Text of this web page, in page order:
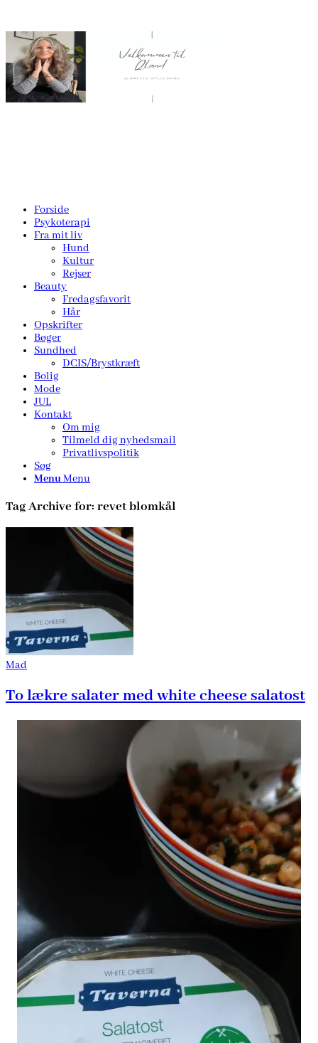
Forside
Psykoterapi
Fra mit liv
Hund
Kultur
Rejser
Beauty
Fredagsfavorit
Hår
Opskrifter
Bøger
Sundhed
DCIS/Brystkræft
Bolig
Mode
JUL
Kontakt
Om mig
Tilmeld dig nyhedsmail
Privatlivspolitik
Søg
MenuMenu
Tag Archive for: revet blomkål
Mad
To lækre salater med white cheese salatost